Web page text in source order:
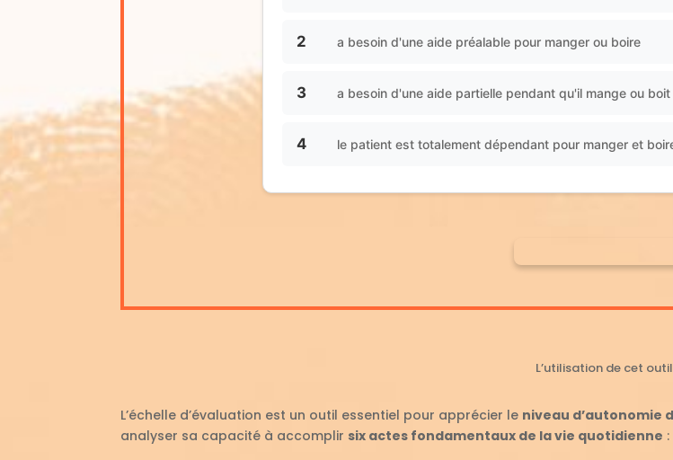
2 a besoin d'une aide préalable pour manger ou boire
3 a besoin d'une aide partielle pendant qu'il mange ou boit
4 le patient est totalement dépendant pour manger et
L’utilisation de cet
L’échelle d’évaluation est un outil essentiel pour apprécier le niveau d’autonomie
analyser sa capacité à accomplir six actes fondamentaux de la vie quotidienne :